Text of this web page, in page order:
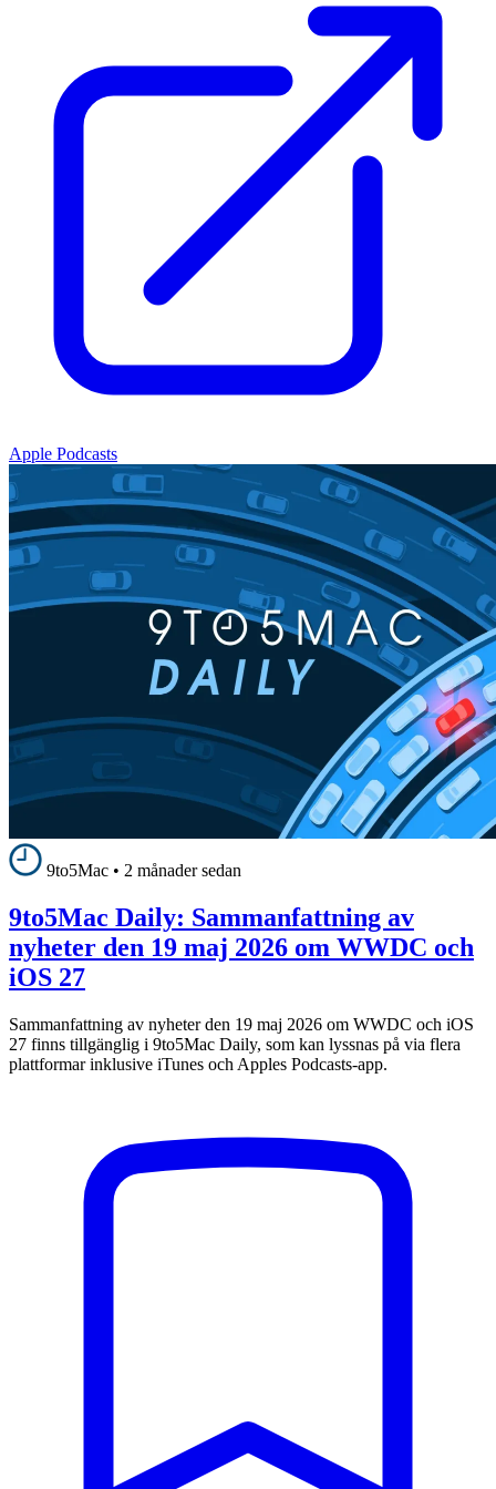
Apple Podcasts
9to5Mac • 2 månader sedan
9to5Mac Daily: Sammanfattning av
nyheter den 19 maj 2026 om WWDC och
iOS 27
Sammanfattning av nyheter den 19 maj 2026 om WWDC och iOS
27 finns tillgänglig i 9to5Mac Daily, som kan lyssnas på via flera
plattformar inklusive iTunes och Apples Podcasts-app.